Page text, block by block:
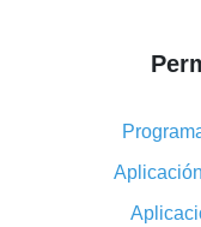
Qué es el
Dónde
En qué
Reembolso